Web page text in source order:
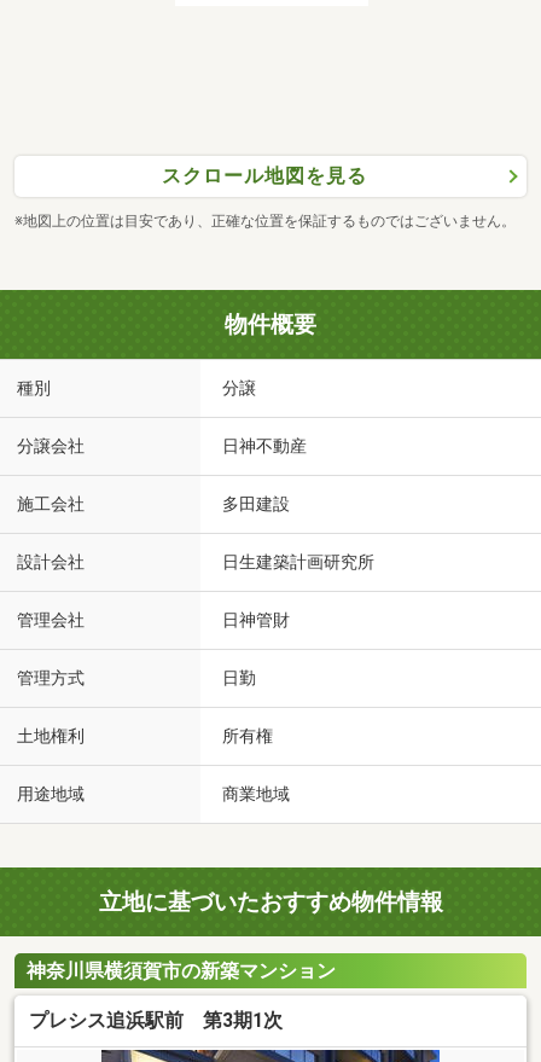
スクロール地図を見る
※地図上の位置は目安であり、正確な位置を保証するものではございません。
物件概要
種別 分譲
分譲会社 日神不動産
施工会社 多田建設
設計会社 日生建築計画研究所
管理会社 日神管財
管理方式 日勤
土地権利 所有権
用途地域 商業地域
立地に基づいたおすすめ物件情報
神奈川県横須賀市の新築マンション
プレシス追浜駅前 第3期1次